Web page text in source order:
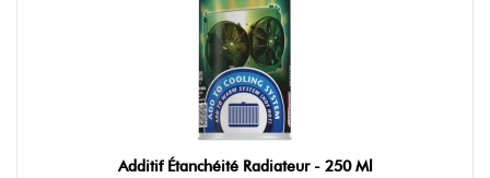
Additif Étanchéité Radiateur - 250 Ml